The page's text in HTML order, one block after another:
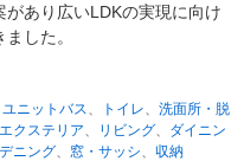
あり広いLDKの実現に向け
した。
ニットバス、 トイレ、 洗面所・脱
クステリア、 リビング、 ダイニン
ニング、 窓・サッシ、 収納